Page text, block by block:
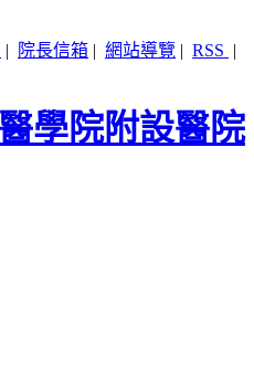
| 院長信箱 | 網站導覽 | RSS |